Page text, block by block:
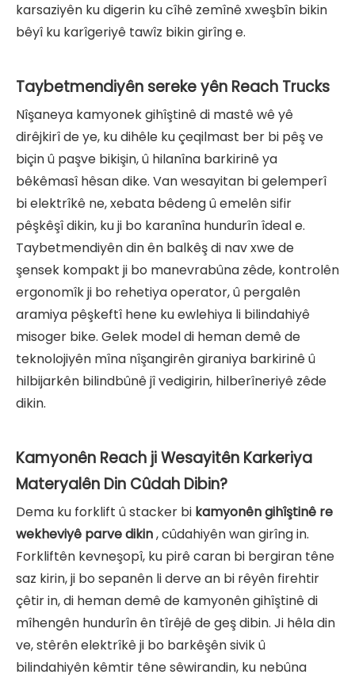
karsaziyên ku digerin ku cîhê zemînê xweşbîn bikin
bêyî ku karîgeriyê tawîz bikin girîng e.
Taybetmendiyên sereke yên Reach Trucks
Nîşaneya kamyonek gihîştinê di mastê wê yê
dirêjkirî de ye, ku dihêle ku çeqilmast ber bi pêş ve
biçin û paşve bikişin, û hilanîna barkirinê ya
bêkêmasî hêsan dike. Van wesayitan bi gelemperî
bi elektrîkê ne, xebata bêdeng û emelên sifir
pêşkêşî dikin, ku ji bo karanîna hundurîn îdeal e.
Taybetmendiyên din ên balkêş di nav xwe de
şensek kompakt ji bo manevrabûna zêde, kontrolên
ergonomîk ji bo rehetiya operator, û pergalên
aramiya pêşkeftî hene ku ewlehiya li bilindahiyê
misoger bike. Gelek model di heman demê de
teknolojiyên mîna nîşangirên giraniya barkirinê û
hilbijarkên bilindbûnê jî vedigirin, hilberîneriyê zêde
dikin.
Kamyonên Reach ji Wesayitên Karkeriya
Materyalên Din Cûdah Dibin?
Dema ku forklift û stacker bi kamyonên gihîştinê re
wekheviyê parve dikin, cûdahiyên wan girîng in.
Forkliftên kevneşopî, ku pirê caran bi bergiran têne
saz kirin, ji bo sepanên li derve an bi rêyên firehtir
çêtir in, di heman demê de kamyonên gihîştinê di
mîhengên hundurîn ên tîrêjê de geş dibin. Ji hêla din
ve, stêrên elektrîkê ji bo barkêşên sivik û
bilindahiyên kêmtir têne sêwirandin, ku nebûna